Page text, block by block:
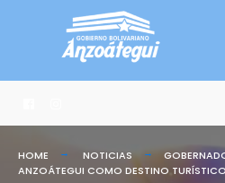
HOME NOTICIAS
ANZOÁTEGUI COMO DESTINO
Search